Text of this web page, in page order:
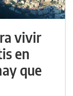
vivir
en
que